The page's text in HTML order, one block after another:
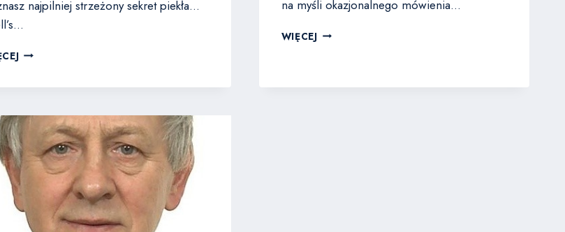
najpilniej strzeżony sekret piekła…
NAJPILNIEJ
na myśli okazjonalnego mówienia…
WIĘCEJPOSTAWA